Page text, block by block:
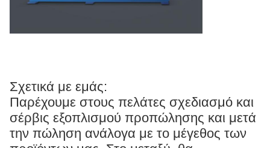
Σχετικά με εμάς:
Παρέχουμε στους πελάτες σχεδιασμό και
σέρβις εξοπλισμού προπώλησης και μετά
την πώληση ανάλογα με το μέγεθος των